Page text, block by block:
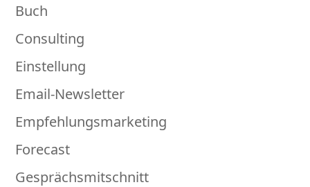
Buch
Consulting
Einstellung
Email-Newsletter
Empfehlungsmarketing
Forecast
Gesprächsmitschnitt